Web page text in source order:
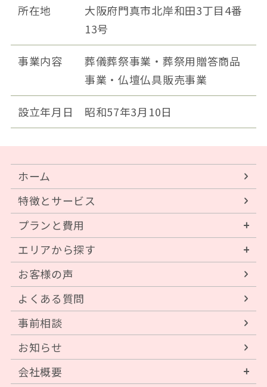
所在地
大阪府門真市北岸和田3丁目4番
13号
事業内容
葬儀葬祭事業・葬祭用贈答商品
事業・仏壇仏具販売事業
設立年月日 昭和57年3月10日
ホーム
特徴とサービス
プランと費用
エリアから探す
お客様の声
よくある質問
事前相談
お知らせ
会社概要